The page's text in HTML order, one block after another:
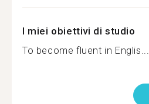
I miei obiettivi di studio
To become fluent in Englis...